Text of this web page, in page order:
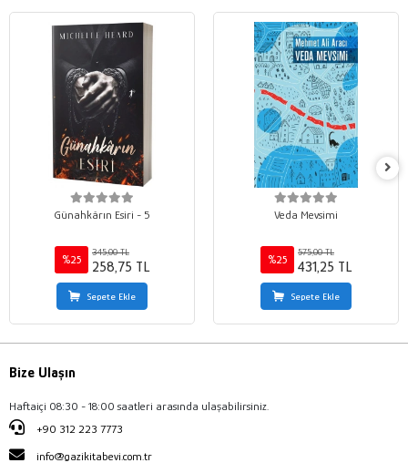
Günahkârın Esiri - 5
%25
345,00 TL
258,75 TL
Sepete Ekle
Veda Mevsimi
%25
575,00 TL
431,25 TL
Sepete Ekle
Bize Ulaşın
Haftaiçi 08:30 - 18:00 saatleri arasında ulaşabilirsiniz.
+90 312 223 7773
info@gazikitabevi.com.tr